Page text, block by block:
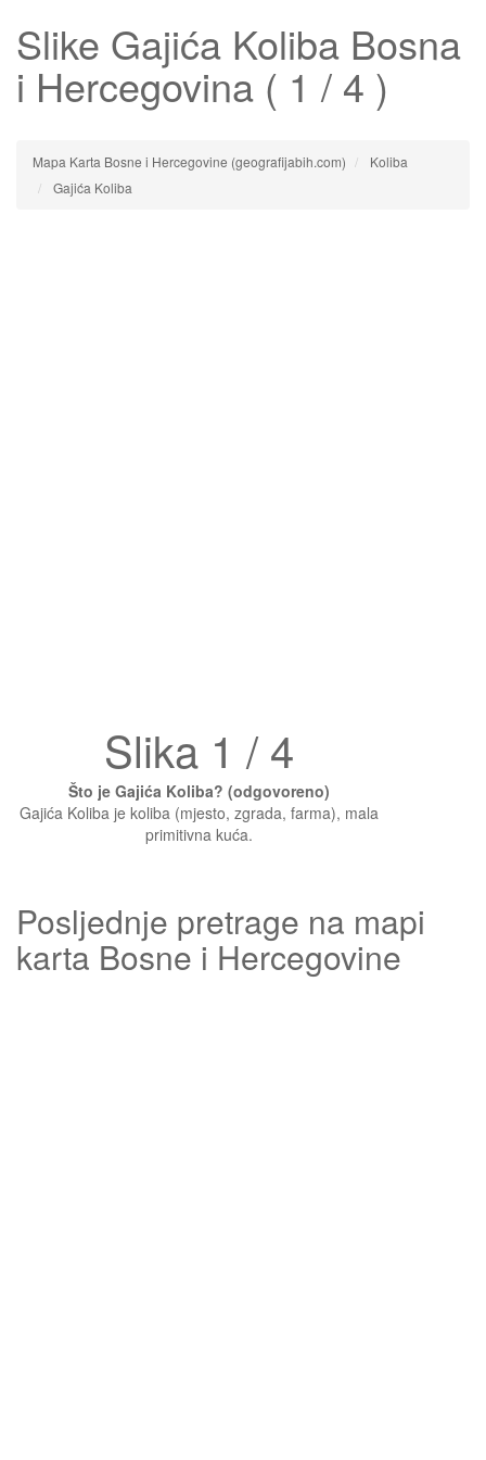
Slike Gajića Koliba Bosna
i Hercegovina ( 1 / 4 )
Mapa Karta Bosne i Hercegovine (geografijabih.com)
Koliba
Gajića Koliba
Slika 1 / 4
Što je Gajića Koliba? (odgovoreno)
Gajića Koliba je koliba (mjesto, zgrada, farma), mala
primitivna kuća.
Posljednje pretrage na mapi
karta Bosne i Hercegovine